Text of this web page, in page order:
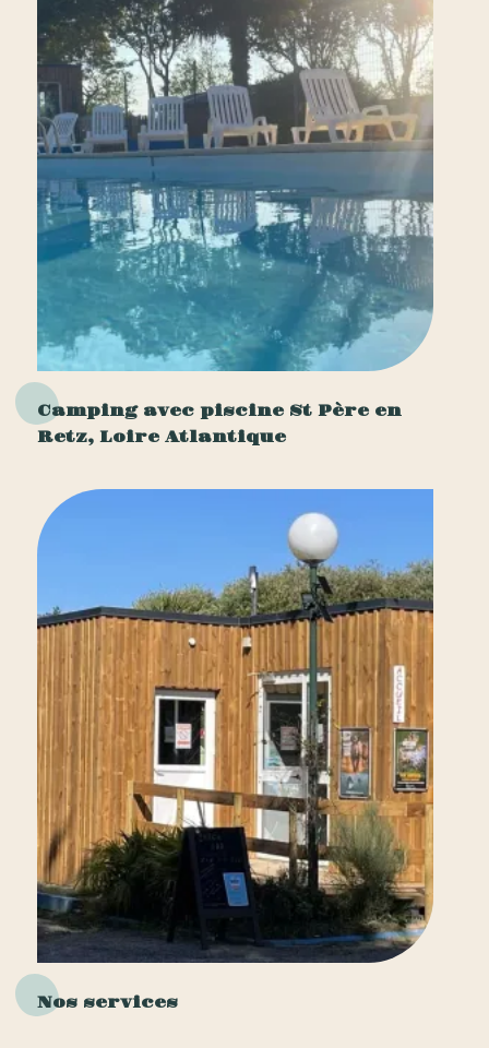
Camping avec piscine St Père en
Retz, Loire Atlantique
Nos services